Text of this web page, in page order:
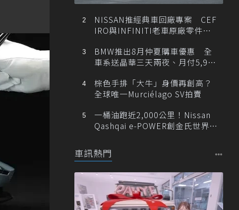
NISSAN推經典車回廠專案 CEF
IRO與INFINITI老車原廠零件最
BMW推出8月仲夏購車優惠 全
車系送晶華三天兩夜、月付5,900
棕色手排「大牛」身價再創高？
全球唯一Murciélago SV拍賣
一桶油跑近2,000公里！Nissan
Qashqai e-POWER創金氏世界紀
車訊熱門